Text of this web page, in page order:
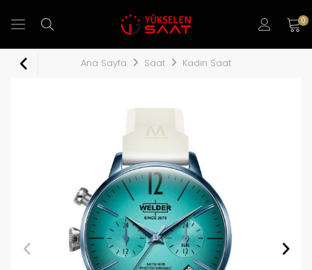
0
Ana Sayfa Saat Kadın Saat